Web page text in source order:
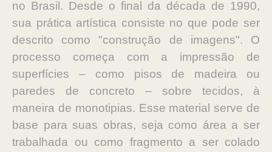
no Brasil. Desde o final da década de 1990,
sua prática artística consiste no que pode ser
descrito como "construção de imagens". O
processo começa com a impressão de
superfícies – como pisos de madeira ou
paredes de concreto – sobre tecidos, à
maneira de monotipias. Esse material serve de
base para suas obras, seja como área a ser
trabalhada ou como fragmento a ser colado